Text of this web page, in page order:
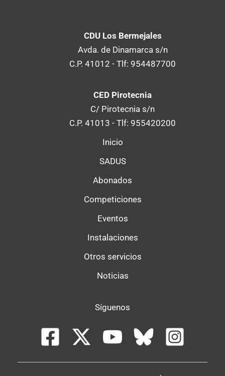
CDU Los Bermejales
Avda. de Dinamarca s/n
C.P. 41012 - Tlf: 954487700
CED Pirotecnia
C/ Pirotecnia s/n
C.P. 41013 - Tlf: 955420200
Inicio
SADUS
Abonados
Competiciones
Eventos
Instalaciones
Otros servicios
Noticias
Síguenos